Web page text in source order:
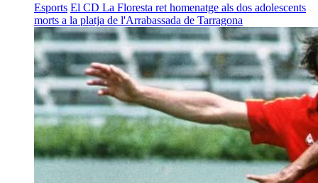
Esports El CD La Floresta ret homenatge als dos adolescents
morts a la platja de l'Arrabassada de Tarragona